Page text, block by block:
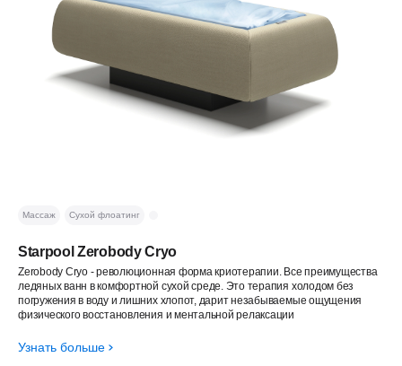
Starpool Zerobody Cryo
Zerobody Cryo - революционная форма криотерапии. Все преимущества
ледяных ванн в комфортной сухой среде. Это терапия холодом без
погружения в воду и лишних хлопот, дарит незабываемые ощущения
физического восстановления и ментальной релаксации
Массаж Сухой флоатинг
Узнать больше